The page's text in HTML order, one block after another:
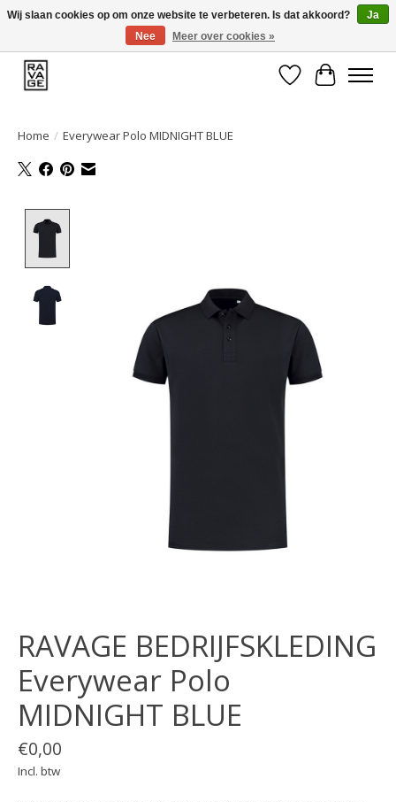
EEN GROOT ASSORTIMENT VAN TOP MERKEN!
Verlanglijst
Home / Everywear Polo MIDNIGHT BLUE
RAVAGE BEDRIJFSKLEDING
Everywear Polo
MIDNIGHT BLUE
€0,00
Incl. btw
Wij slaan cookies op om onze website te verbeteren. Is dat akkoord?
Ja
Nee
Meer over cookies »